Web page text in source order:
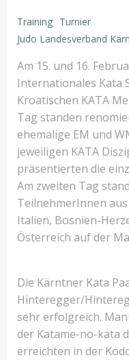
Training Turnier
Judo Landesverband
Am 15. und 16.
Internationales Kata
Kroatischen KATA
Tag standen
ehemalige EM und
jeweiligen KATA
präsentierten die
Am zweiten Tag
TeilnehmerInnen
Italien, Bosnien-
Österreich auf der
Die Kärntner Kata
Hinteregger/
sehr erfolgreich.
der Katame-no-kata
erreichten in der